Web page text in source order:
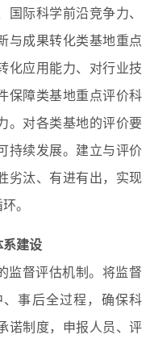
际科学前沿竞争力、
与成果转化类基地重点
化应用能力、对行业技
保障类基地重点评价科
。对各类基地的评价要
持续发展。建立与评价
劣汰、有进有出，实现
。
系建设
督评估机制。将监督
事后全过程，确保科
诺制度，申报人员、评